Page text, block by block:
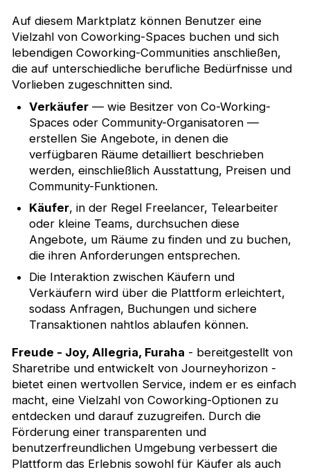
Auf diesem Marktplatz können Benutzer eine
Vielzahl von Coworking-Spaces buchen und sich
lebendigen Coworking-Communities anschließen,
die auf unterschiedliche berufliche Bedürfnisse und
Vorlieben zugeschnitten sind.
Verkäufer— wie Besitzer von Co-Working-
Spaces oder Community-Organisatoren —
erstellen Sie Angebote, in denen die
verfügbaren Räume detailliert beschrieben
werden, einschließlich Ausstattung, Preisen und
Community-Funktionen.
Käufer, in der Regel Freelancer, Telearbeiter
oder kleine Teams, durchsuchen diese
Angebote, um Räume zu finden und zu buchen,
die ihren Anforderungen entsprechen.
Die Interaktion zwischen Käufern und
Verkäufern wird über die Plattform erleichtert,
sodass Anfragen, Buchungen und sichere
Transaktionen nahtlos ablaufen können.
Freude - Joy, Allegria, Furaha - bereitgestellt von
Sharetribe und entwickelt von Journeyhorizon -
bietet einen wertvollen Service, indem er es einfach
macht, eine Vielzahl von Coworking-Optionen zu
entdecken und darauf zuzugreifen. Durch die
Förderung einer transparenten und
benutzerfreundlichen Umgebung verbessert die
Plattform das Erlebnis sowohl für Käufer als auch